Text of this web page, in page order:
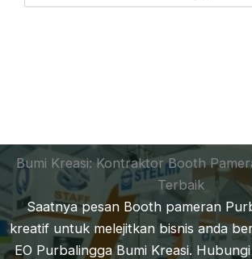
Bumi Kreasi: Kontraktor Booth
Terbaik
Saatnya pesan Booth pameran
kreatif untuk melejitkan bisnis anda
EO Purbalingga Bumi Kreasi.